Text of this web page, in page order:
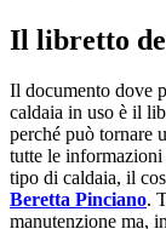
Il libretto
Il documento dove
caldaia in uso è il
perché può tornare
tutte le
tipo di caldaia, il
Beretta Pinciano.
manutenzione ma,